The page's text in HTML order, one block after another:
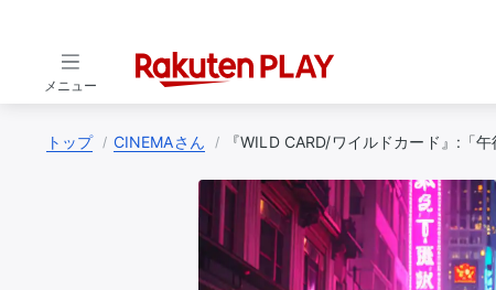
メニュー
トップ CINEMAさん 『WILD CARD/ワイルドカード』:「